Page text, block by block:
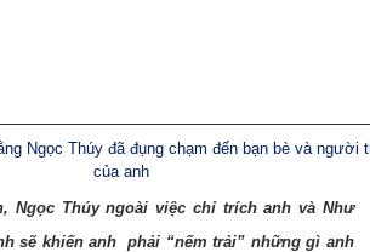
Ngọc Thúy đã đụng chạm đến bạn bè và người
của anh
Ngọc Thúy ngoài việc chỉ trích anh và Như
sẽ khiến anh phải “nếm trải” những gì anh